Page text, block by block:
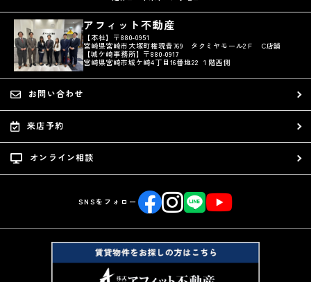
アフィット不動産
【本社】〒880-0951
宮崎県宮崎市大塚町権現昔769 タクミヤモール2Ｆ C店舗
【城ケ崎事務所】〒880-0917
宮崎県宮崎市城ケ崎4丁目16番地22 １階西側
お問い合わせ
来店予約
オンライン相談
SNSをフォロー